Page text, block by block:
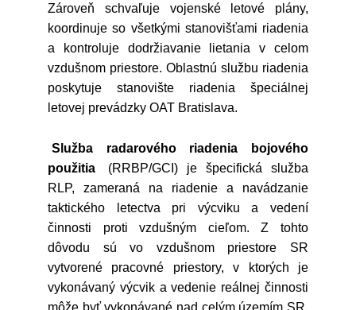
Zároveň schvaľuje vojenské letové plány,
koordinuje so všetkými stanovišťami riadenia
a kontroluje dodržiavanie lietania v celom
vzdušnom priestore. Oblastnú službu riadenia
poskytuje stanovište riadenia špeciálnej
letovej prevádzky OAT Bratislava.
Služba radarového riadenia bojového
použitia
(RRBP/GCI) je špecifická služba
RLP, zameraná na riadenie a navádzanie
taktického letectva pri výcviku a vedení
činnosti proti vzdušným cieľom. Z tohto
dôvodu sú vo vzdušnom priestore SR
vytvorené pracovné priestory, v ktorých je
vykonávaný výcvik a vedenie reálnej činnosti
môže byť vykonávané nad celým územím SR.